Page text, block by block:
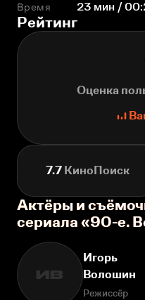
Время 23 мин /
Рейтинг
Оценка
7.7КиноПоиск
Актёры и
сериала «90-е.
ИВ
Игорь
Волошин
Режиссёр